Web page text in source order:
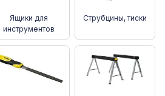
Ящики для
инструментов
Струбцины, тиски